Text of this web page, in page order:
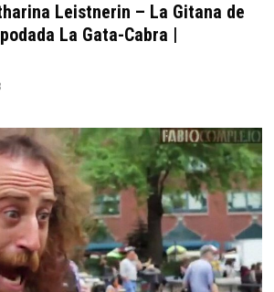
Leistnerin – La Gitana de
La Gata-Cabra |